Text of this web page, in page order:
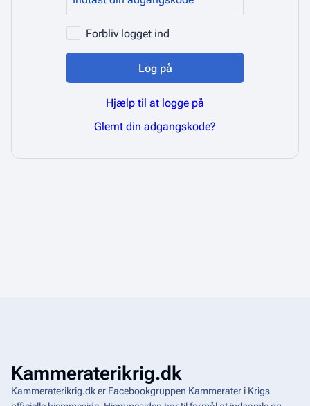
Forbliv logget ind
Log på
Hjælp til at logge på
Glemt din adgangskode?
Kammeraterikrig.dk
Kammeraterikrig.dk er Facebookgruppen Kammerater i Krigs